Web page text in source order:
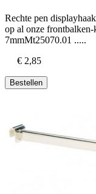
Rechte pen
op al onze
7mmMt25070.01 .....
€ 2,85
Bestellen